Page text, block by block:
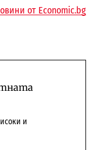
от Economic.bg
и